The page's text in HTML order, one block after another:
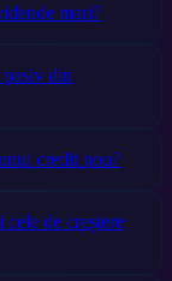
mari?
din
credit nou?
de creștere